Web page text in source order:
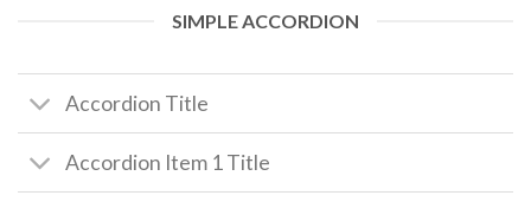
SIMPLE ACCORDION
Accordion Title
Accordion Item 1 Title